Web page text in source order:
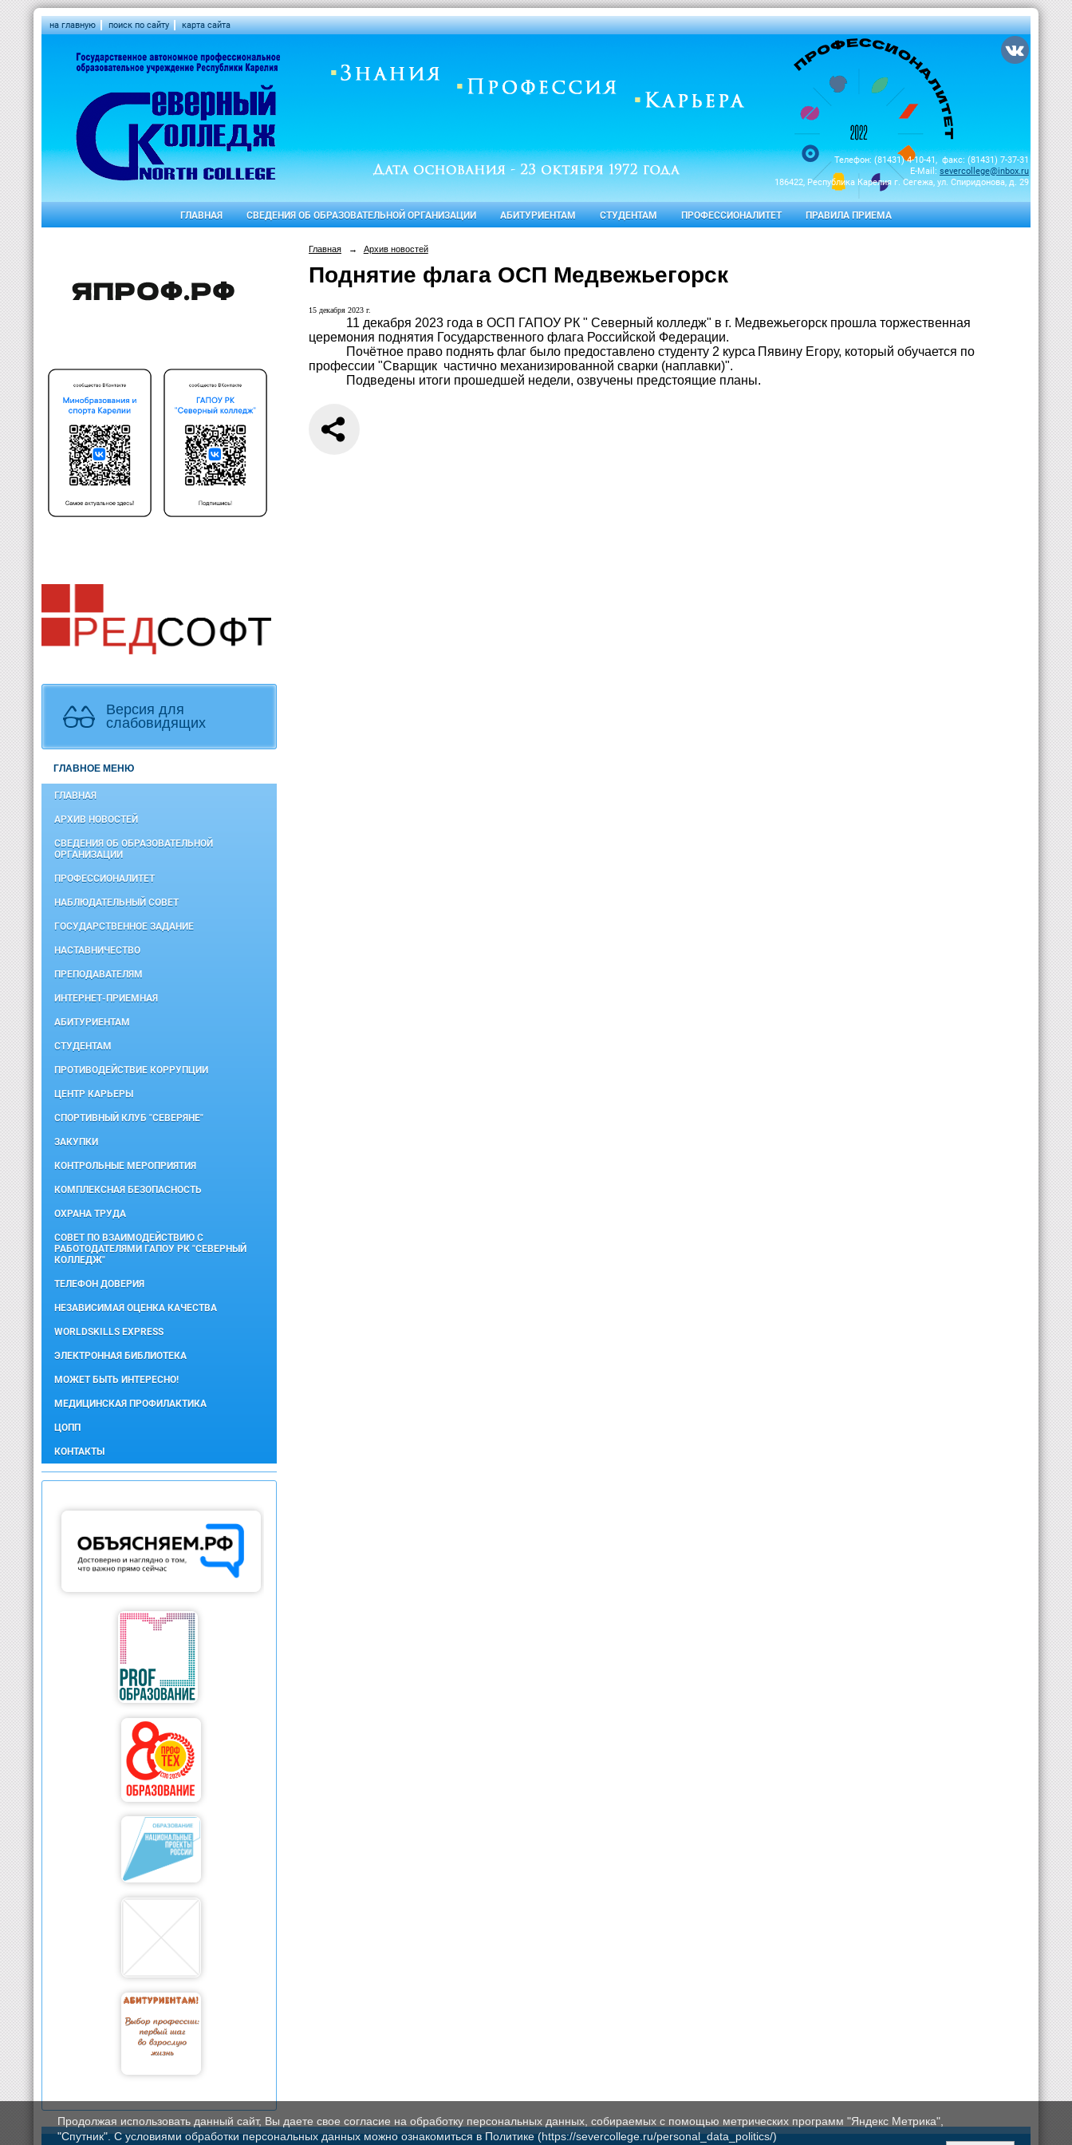
на главную поиск по сайту карта сайта
Телефон: (81431) 4-10-41, факс: (81431) 7-37-31
E-Mail: severcollege@inbox.ru
186422, Республика Карелия г. Сегежа, ул. Спиридонова, д. 29
ГЛАВНАЯ СВЕДЕНИЯ ОБ ОБРАЗОВАТЕЛЬНОЙ ОРГАНИЗАЦИИ АБИТУРИЕНТАМ СТУДЕНТАМ ПРОФЕССИОНАЛИТЕТ ПРАВИЛА ПРИЕМА
Версия для
слабовидящих
ГЛАВНОЕ МЕНЮ
ГЛАВНАЯ
АРХИВ НОВОСТЕЙ
СВЕДЕНИЯ ОБ ОБРАЗОВАТЕЛЬНОЙ
ОРГАНИЗАЦИИ
ПРОФЕССИОНАЛИТЕТ
НАБЛЮДАТЕЛЬНЫЙ СОВЕТ
ГОСУДАРСТВЕННОЕ ЗАДАНИЕ
НАСТАВНИЧЕСТВО
ПРЕПОДАВАТЕЛЯМ
ИНТЕРНЕТ-ПРИЕМНАЯ
АБИТУРИЕНТАМ
СТУДЕНТАМ
ПРОТИВОДЕЙСТВИЕ КОРРУПЦИИ
ЦЕНТР КАРЬЕРЫ
СПОРТИВНЫЙ КЛУБ "СЕВЕРЯНЕ"
ЗАКУПКИ
КОНТРОЛЬНЫЕ МЕРОПРИЯТИЯ
КОМПЛЕКСНАЯ БЕЗОПАСНОСТЬ
ОХРАНА ТРУДА
СОВЕТ ПО ВЗАИМОДЕЙСТВИЮ С
РАБОТОДАТЕЛЯМИ ГАПОУ РК "СЕВЕРНЫЙ
КОЛЛЕДЖ"
ТЕЛЕФОН ДОВЕРИЯ
НЕЗАВИСИМАЯ ОЦЕНКА КАЧЕСТВА
WORLDSKILLS EXPRESS
ЭЛЕКТРОННАЯ БИБЛИОТЕКА
МОЖЕТ БЫТЬ ИНТЕРЕСНО!
МЕДИЦИНСКАЯ ПРОФИЛАКТИКА
ЦОПП
КОНТАКТЫ
Главная → Архив новостей
Поднятие флага ОСП Медвежьегорск
15 декабря 2023 г.
11 декабря 2023 года в ОСП ГАПОУ РК " Северный колледж" в г. Медвежьегорск прошла торжественная
церемония поднятия Государственного флага Российской Федерации.
Почётное право поднять флаг было предоставлено студенту 2 курса Пявину Егору, который обучается по
профессии "Сварщик частично механизированной сварки (наплавки)".
Подведены итоги прошедшей недели, озвучены предстоящие планы.
Продолжая использовать данный сайт, Вы даете свое согласие на обработку персональных данных, собираемых с помощью метрических программ "Яндекс Метрика",
"Спутник". С условиями обработки персональных данных можно ознакомиться в Политике (https://severcollege.ru/personal_data_politics/)